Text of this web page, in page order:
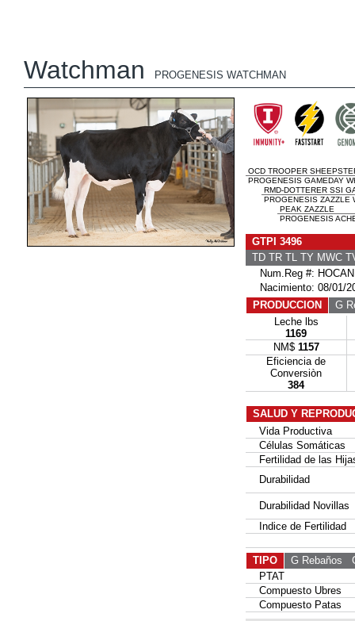
Watchman PROGENESIS WATCHMAN
OCD TROOPER
PROGENESIS GAMEDAY
RMD-DOTTERER SSI
PROGENESIS ZAZZLE
PEAK ZAZZLE
PROGENESIS
GTPI 3496
TD TR TL TY MWC
Num.Reg #:
Nacimiento: 08/01/
PRODUCCION
G
Leche lbs
1169
NM$ 1157
Eficiencia de
Conversiòn
384
SALUD Y
Vida Productiva
Células Somáticas
Fertilidad de las
Durabilidad
Durabilidad Novillas
Indice de Fertilidad
TIPO G Rebaños
PTAT
Compuesto Ubres
Compuesto Patas